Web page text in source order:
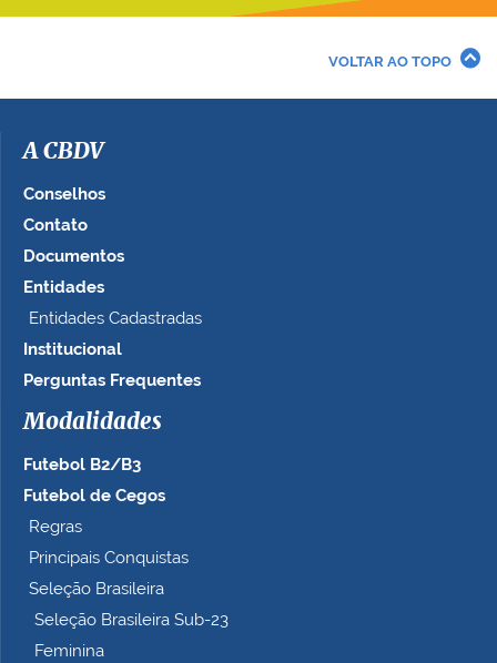
VOLTAR AO TOPO
A CBDV
Conselhos
Contato
Documentos
Entidades
Entidades Cadastradas
Institucional
Perguntas Frequentes
Modalidades
Futebol B2/B3
Futebol de Cegos
Regras
Principais Conquistas
Seleção Brasileira
Seleção Brasileira Sub-23
Feminina